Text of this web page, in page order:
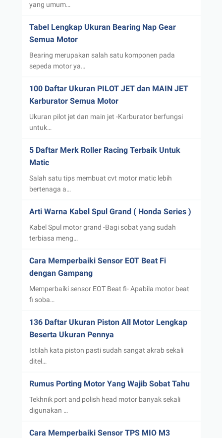
yang umum…
Tabel Lengkap Ukuran Bearing Nap Gear
Semua Motor
Bearing merupakan salah satu komponen pada
sepeda motor ya…
100 Daftar Ukuran PILOT JET dan MAIN JET
Karburator Semua Motor
Ukuran pilot jet dan main jet -Karburator berfungsi
untuk…
5 Daftar Merk Roller Racing Terbaik Untuk
Matic
Salah satu tips membuat cvt motor matic lebih
bertenaga a…
Arti Warna Kabel Spul Grand ( Honda Series )
Kabel Spul motor grand -Bagi sobat yang sudah
terbiasa meng…
Cara Memperbaiki Sensor EOT Beat Fi
dengan Gampang
Memperbaiki sensor EOT Beat fi- Apabila motor beat
fi soba…
136 Daftar Ukuran Piston All Motor Lengkap
Beserta Ukuran Pennya
Istilah kata piston pasti sudah sangat akrab sekali
ditel…
Rumus Porting Motor Yang Wajib Sobat Tahu
Tekhnik port and polish head motor banyak sekali
digunakan …
Cara Memperbaiki Sensor TPS MIO M3